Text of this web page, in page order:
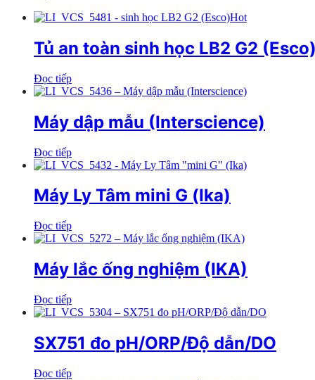
Hot
Tủ an toàn sinh học LB2 G2
Đọc tiếp
Máy dập mẫu (Interscience)
Đọc tiếp
Máy Ly Tâm mini G (Ika)
Đọc tiếp
Máy lắc ống nghiệm (IKA)
Đọc tiếp
SX751 đo pH/ORP/Độ dẫn/DO
Đọc tiếp